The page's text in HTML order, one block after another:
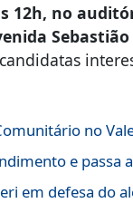
12h, no
Sebastião
no
e
em defesa do